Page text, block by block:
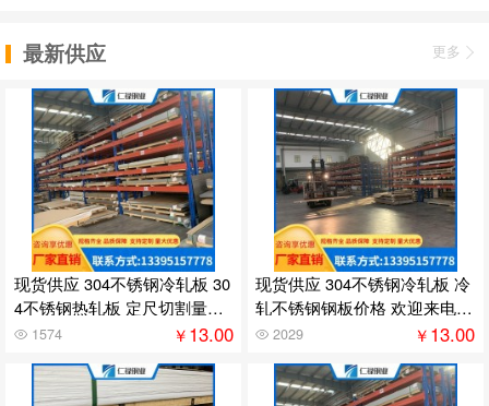
最新供应 更多
现货供应 304不锈钢冷轧板 30
4不锈钢热轧板 定尺切割量大
价优1574 ￥13.00
现货供应 304不锈钢冷轧板 冷
轧不锈钢钢板价格 欢迎来电咨
询 2029 ￥13.00